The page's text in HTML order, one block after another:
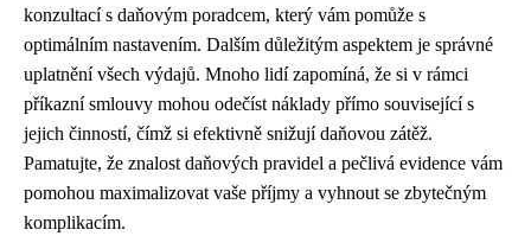
konzultací s daňovým poradcem, který vám pomůže s
optimálním nastavením. Dalším důležitým aspektem je správné
uplatnění všech výdajů. Mnoho lidí zapomíná, že si v rámci
příkazní smlouvy mohou odečíst náklady přímo související s
jejich činností, čímž si efektivně snižují daňovou zátěž.
Pamatujte, že znalost daňových pravidel a pečlivá evidence vám
pomohou maximalizovat vaše příjmy a vyhnout se zbytečným
komplikacím.